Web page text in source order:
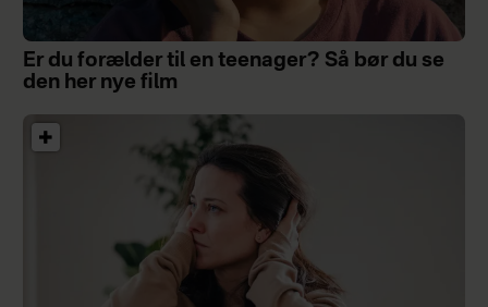
Er du forælder til en teenager? Så bør du se
den her nye film